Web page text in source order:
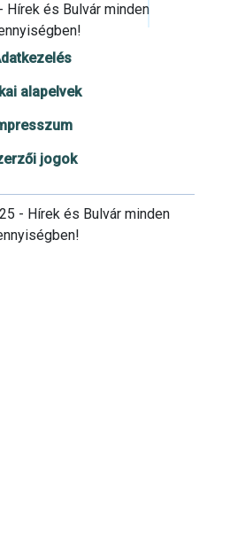
és Bulvár minden
alapelvek
jogok
- Hírek és Bulvár minden